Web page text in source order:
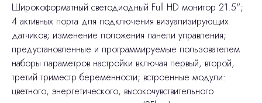
Широкоформатный светодиодный Full HD монитор 21.5";
4 активных порта для подключения визуализирующих
датчиков; изменение положения панели управления;
предустановленные и программируемые пользователем
наборы параметров настройки включая первый, второй,
третий триместр беременности; встроенные модули:
цветного, энергетического, высокочувствительного